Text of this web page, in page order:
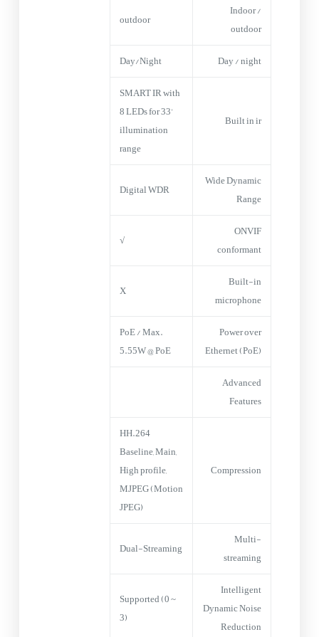
Indoor /
outdoor
outdoor
Day / night
Day/Night
Built in ir
SMART IR with
8 LEDs for 33’
illumination
range
Wide Dynamic
Range
Digital WDR
ONVIF
conformant
√
Built-in
microphone
X
Power over
Ethernet (PoE)
PoE / Max.
5.55W @ PoE
Advanced
Features
Compression
HH.264
Baseline, Main,
High profile,
MJPEG (Motion
JPEG)
Multi-
streaming
Dual-Streaming
Intelligent
Dynamic Noise
Reduction
Supported (0 ~
3)